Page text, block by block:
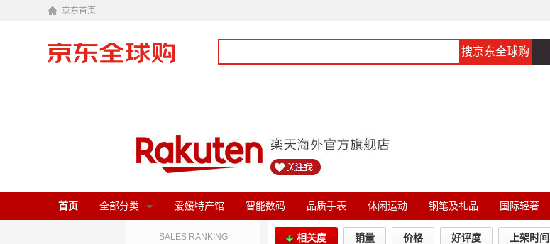
京东首页
搜京东全球购
首页 全部分类 爱媛特产馆 智能数码 品质手表 休闲运动 钢笔及礼品 国际轻奢
SALES RANKING 相关度 销量 价格 好评度 上架时间